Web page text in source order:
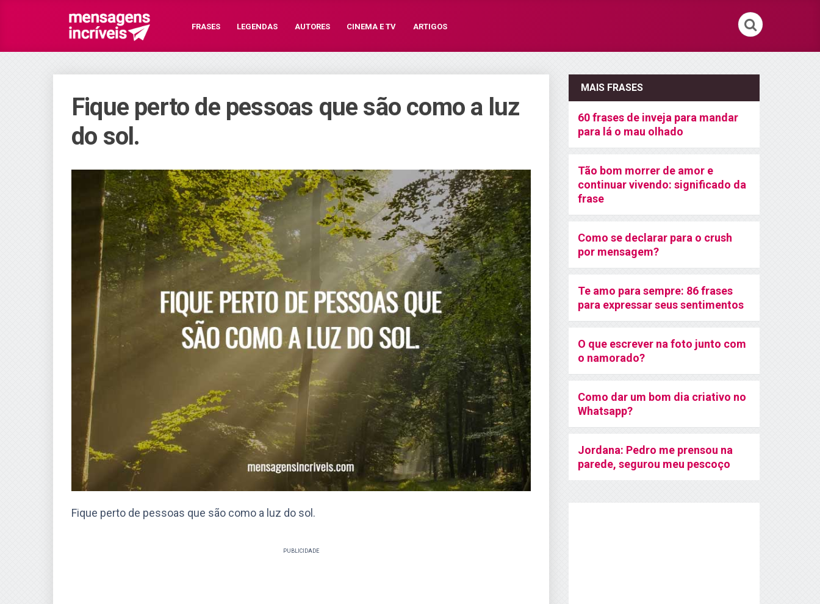
FRASES LEGENDAS AUTORES CINEMA E TV ARTIGOS
Fique perto de pessoas que são como a luz
do sol.
Fique perto de pessoas que são como a luz do sol.
PUBLICIDADE
MAIS FRASES
60 frases de inveja para mandar
para lá o mau olhado
Tão bom morrer de amor e
continuar vivendo: significado da
frase
Como se declarar para o crush
por mensagem?
Te amo para sempre: 86 frases
para expressar seus sentimentos
O que escrever na foto junto com
o namorado?
Como dar um bom dia criativo no
Whatsapp?
Jordana: Pedro me prensou na
parede, segurou meu pescoço